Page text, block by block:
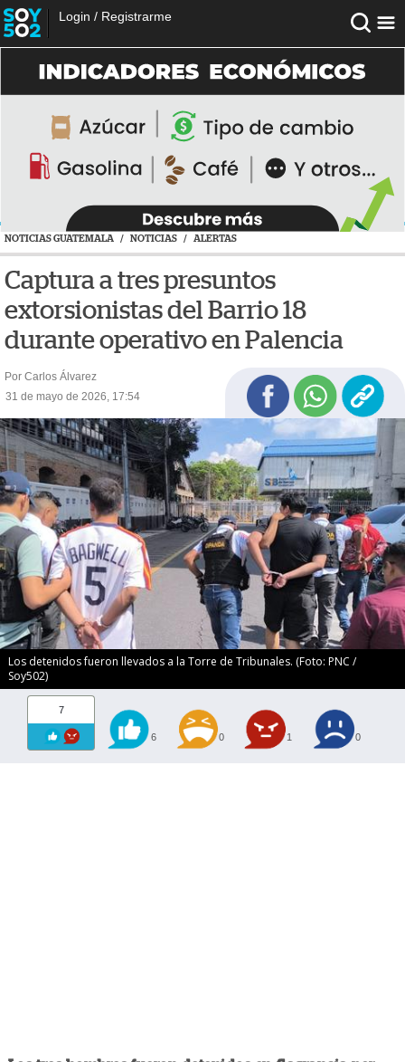
Login / Registrarme
NOTICIAS GUATEMALA / NOTICIAS / ALERTAS
Captura a tres presuntos
extorsionistas del Barrio 18
durante operativo en Palencia
Por Carlos Álvarez
31 de mayo de 2026, 17:54
Los detenidos fueron llevados a la Torre de Tribunales. (Foto: PNC /
Soy502)
7
6 0 1 0